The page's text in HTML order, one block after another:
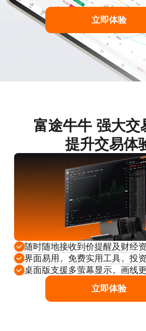
立即体验
富途牛牛 强大交
提升交易体
随时随地接收到价提醒及财经
界面易用，免费实用工具，投
桌面版支援多萤幕显示，画线
立即体验